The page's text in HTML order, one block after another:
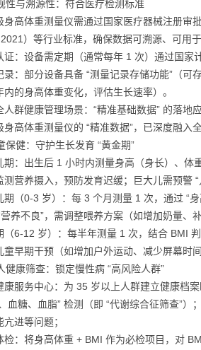
性与溯源性：符合医疗检测标准
身高体重测量仪需通过国家医疗器械注册审
）等行业标准，确保数据可溯源、可用于
证：设备需定期（通常每年 1 次）通过国家
录：部分设备具备 “测量记录存储功能”（
内的身高体重变化，评估生长速率）。
人群健康管理场景：“精准基础数据” 的落地
身高体重测量仪的 “精准数据”，已深度融入
保健：守护生长发育 “黄金期”
期：出生后 1 小时内测量身高（身长）、
测营养摄入，预防发育迟缓；巨大儿需预警 “
期（0-3 岁）：每 3 个月测量 1 次，通过 “
养不良”，需调整喂养方案（如增加奶量、
（6-12 岁）：每半年测量 1 次，结合 BMI
童早期干预（如增加户外运动、减少屏幕时
健康筛查：锁定慢性病 “高风险人群”
康服务中心：为 35 岁以上人群建立健康档
血糖、血脂” 检测（即 “代谢综合征筛查”
亢进等问题；
检：将身高体重 + BMI 作为必检项目，对